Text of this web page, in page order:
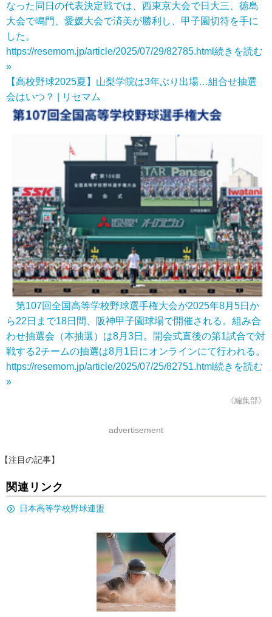
なった同日の代表決定戦では、西東京大会で日大三、徳島
大会で鳴門、愛媛大会で済美が勝利し、甲子園切符を手に
した。
https://resemom.jp/article/2025/07/29/82785.html 続きを読む
»
【高校野球2025夏】山梨学院は3年ぶり出場…組合せ抽選
会はいつ？ | リセマム
第107回全国高等学校野球選手権大会が2025年8月5日か
ら22日まで18日間、阪神甲子園球場で開催される。組み合
わせ抽選会（本抽選）は8月3日。開会式直後の第1試合で対
戦する2チームの抽選は8月1日にオンラインにて行われる。
https://resemom.jp/article/2025/07/25/82751.html 続きを読む
»
《編集部》
advertisement
【注目の記事】
関連リンク
日本高等学校野球連盟